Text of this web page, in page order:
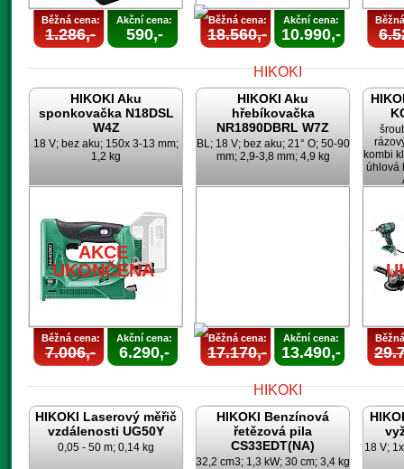
Běžná cena:
1.286,-
Akční cena:
590,-
Běžná cena:
18.560,-
Akční cena:
10.990,-
HIKOKI Aku
sponkovačka N18DSL
W4Z
18 V; bez aku; 150x 3-13 mm;
1,2 kg
AKCE
UKONČENA
Běžná cena:
7.006,-
Akční cena:
6.290,-
HIKOKI Aku
hřebíkovačka
NR1890DBRL W7Z
BL; 18 V; bez aku; 21° O; 50-90
mm; 2,9-3,8 mm; 4,9 kg
Běžná cena:
17.170,-
Akční cena:
13.490,-
kombi
úhlová
HIKOKI Laserový měřič
vzdálenosti UG50Y
0,05 - 50 m; 0,14 kg
HIKOKI Benzínová
řetězová pila
CS33EDT(NA)
32,2 cm3; 1,3 kW; 30 cm; 3,4 kg
18 V;